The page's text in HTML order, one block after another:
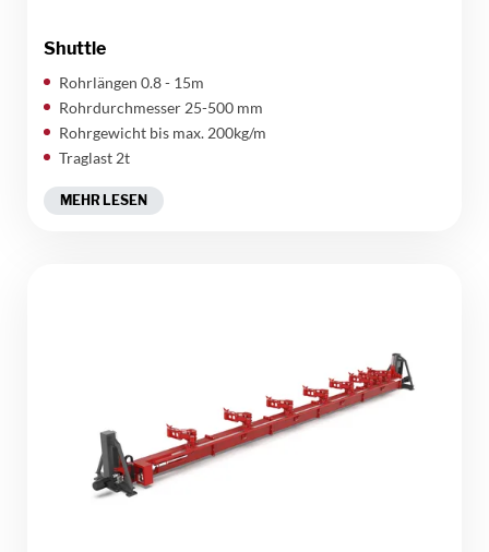
Shuttle
Rohrlängen 0.8 - 15m
Rohrdurchmesser 25-500 mm
Rohrgewicht bis max. 200kg/m
Traglast 2t
MEHR LESEN